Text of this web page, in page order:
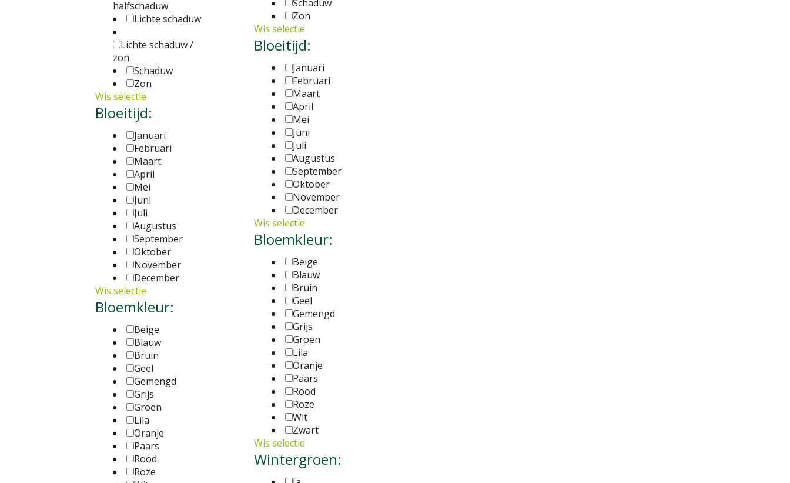
Schaduw
Zon
Wis selectie
Bloeitijd:
Januari
Februari
Maart
April
Mei
Juni
Juli
Augustus
September
Oktober
November
December
Wis selectie
Bloemkleur:
Beige
Blauw
Bruin
Geel
Gemengd
Grijs
Groen
Lila
Oranje
Paars
Rood
Roze
Wit
Zwart
Wis selectie
Wintergroen:
halfschaduw
Lichte schaduw
Lichte schaduw /
zon
Schaduw
Zon
Wis selectie
Bloeitijd:
Januari
Februari
Maart
April
Mei
Juni
Juli
Augustus
September
Oktober
November
December
Wis selectie
Bloemkleur:
Beige
Blauw
Bruin
Geel
Gemengd
Grijs
Groen
Lila
Oranje
Paars
Rood
Roze